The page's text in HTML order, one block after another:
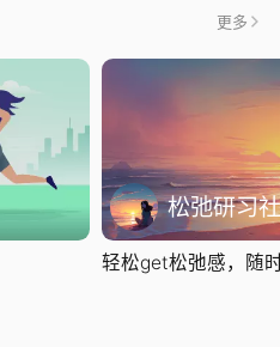
更多
松弛研习社
轻松get松弛感，随